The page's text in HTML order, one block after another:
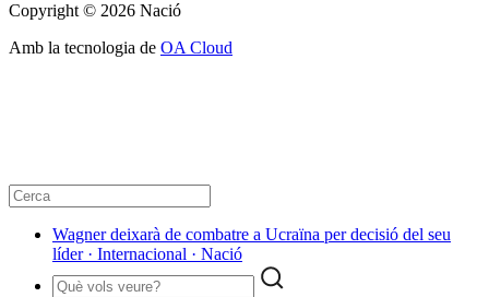
Copyright © 2026 Nació
Amb la tecnologia de OA Cloud
Wagner deixarà de combatre a Ucraïna per decisió del seu
líder · Internacional · Nació